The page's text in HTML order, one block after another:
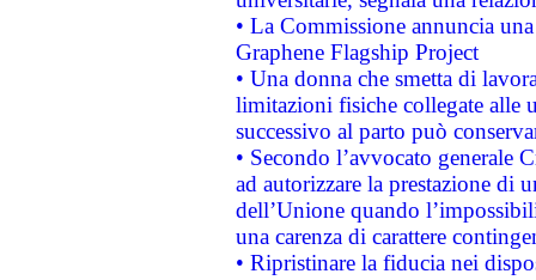
• La Commissione annuncia
Graphene Flagship Project
• Una donna che smetta di
limitazioni fisiche collegate alle
successivo al parto può
• Secondo l’avvocato
ad autorizzare la prestazione di
dell’Unione quando
una carenza di carattere
• Ripristinare la fiducia nei